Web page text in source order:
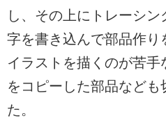
し、その上にトレーシ
字を書き込んで部品作り
イラストを描くのが苦
をコピーした部品なども
た。